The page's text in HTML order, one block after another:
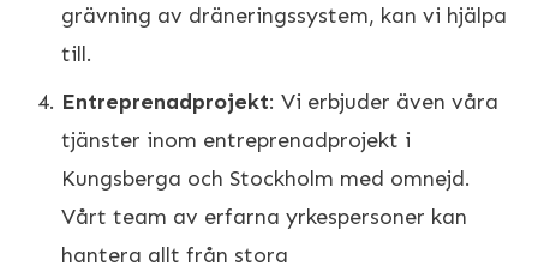
grävning av dräneringssystem, kan vi hjälpa
till.
Entreprenadprojekt: Vi erbjuder även våra
tjänster inom entreprenadprojekt i
Kungsberga och Stockholm med omnejd.
Vårt team av erfarna yrkespersoner kan
hantera allt från stora